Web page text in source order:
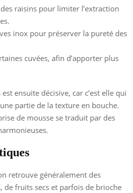
des raisins pour limiter l’extraction
inox pour préserver la pureté des
cuvées, afin d’apporter plus
ensuite décisive, car c’est elle qui
partie de la texture en bouche.
de mousse se traduit par des
retrouve généralement des
de fruits secs et parfois de brioche